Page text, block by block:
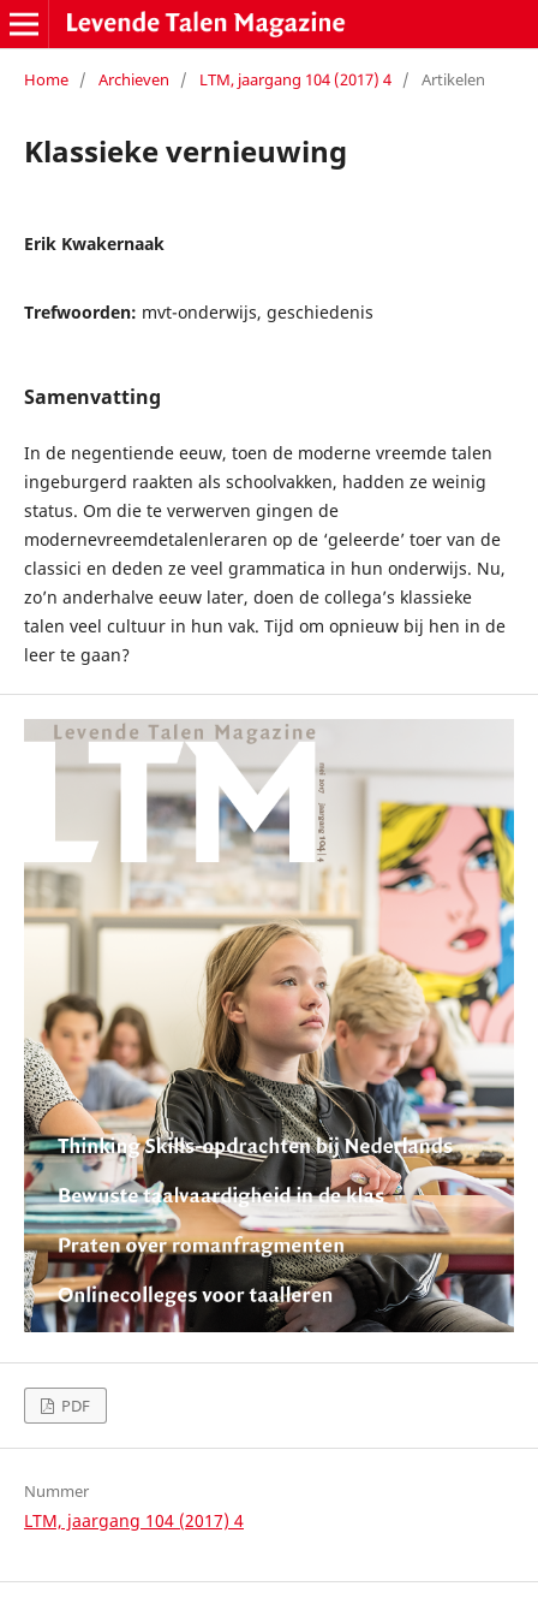
Home / Archieven / LTM, jaargang 104 (2017) 4 / Artikelen
Klassieke vernieuwing
Erik Kwakernaak
Trefwoorden: mvt-onderwijs, geschiedenis
Samenvatting
In de negentiende eeuw, toen de moderne vreemde talen
ingeburgerd raakten als schoolvakken, hadden ze weinig
status. Om die te verwerven gingen de
modernevreemdetalenleraren op de ‘geleerde’ toer van de
classici en deden ze veel grammatica in hun onderwijs. Nu,
zo’n anderhalve eeuw later, doen de collega’s klassieke
talen veel cultuur in hun vak. Tijd om opnieuw bij hen in de
leer te gaan?
PDF
Nummer
LTM, jaargang 104 (2017) 4